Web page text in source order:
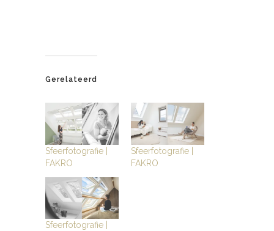
Gerelateerd
Sfeerfotografie |
FAKRO
Sfeerfotografie |
FAKRO
Sfeerfotografie |